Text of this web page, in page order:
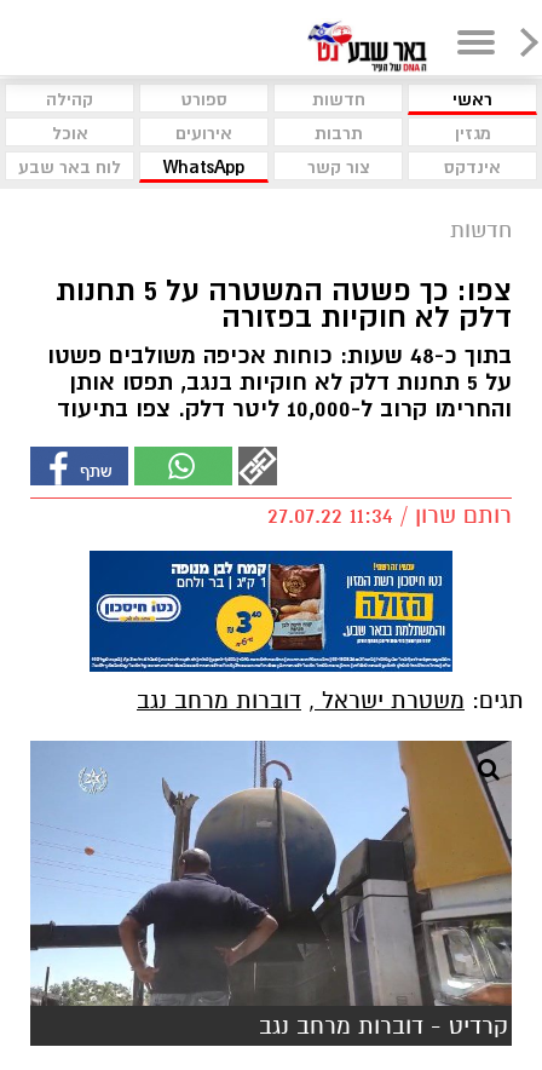
ראשי חדשות ספורט
קהילה
מגזין
תרבות אירועים
אוכל
אינדקס
צור קשר WhatsApp לוח באר שבע
חדשות
צפו: כך פשטה המשטרה על 5 תחנות
דלק לא חוקיות בפזורה
בתוך כ-48 שעות: כוחות אכיפה משולבים פשטו
על 5 תחנות דלק לא חוקיות בנגב, תפסו אותן
והחרימו קרוב ל-10,000 ליטר דלק. צפו בתיעוד
רותם שרון / 11:34 27.07.22
תגים: משטרת ישראל , דוברות מרחב נגב
קרדיט - דוברות מרחב נגב